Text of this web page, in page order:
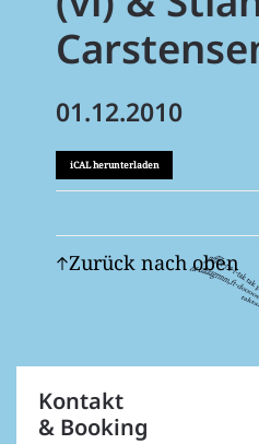
01.12.2010
iCAL herunterladen
Zurück nach oben
Kontakt
& Booking